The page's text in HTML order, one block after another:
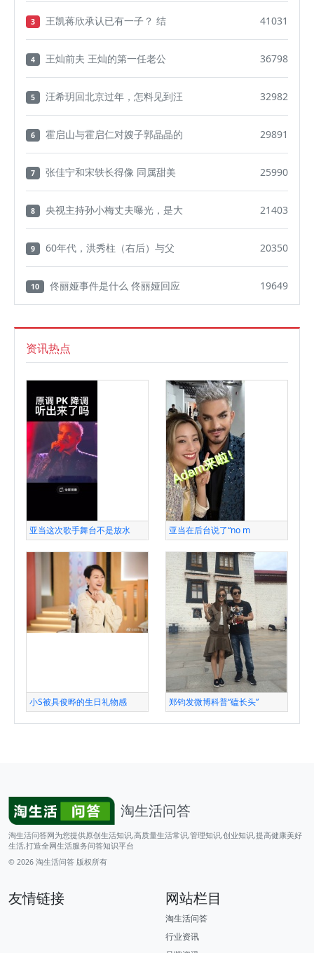
3 王凯蒋欣承认已有一子？ 结 41031
4 王灿前夫 王灿的第一任老公 36798
5 汪希玥回北京过年，怎料见到汪 32982
6 霍启山与霍启仁对嫂子郭晶晶的 29891
7 张佳宁和宋轶长得像 同属甜美 25990
8 央视主持孙小梅丈夫曝光，是大 21403
9 60年代，洪秀柱（右后）与父 20350
10 佟丽娅事件是什么 佟丽娅回应 19649
资讯热点
亚当这次歌手舞台不是放水 亚当在后台说了“no m
小S被具俊晔的生日礼物感 郑钧发微博科普“磕长头”
淘生活问答
淘生活问答网为您提供原创生活知识,高质量生活常识,管理知识,创业知识,提高健康美好
生活,打造全网生活服务问答知识平台
© 2026 淘生活问答 版权所有
友情链接 网站栏目
淘生活问答
行业资讯